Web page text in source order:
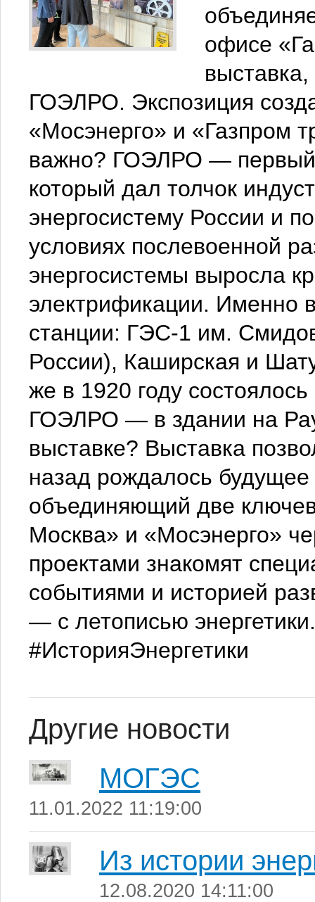
офисе
ГОЭЛРО. Экспозиция
«Мосэнерго» и «Газпром
важно? ГОЭЛРО — первый
который дал толчок
энергосистему России и
условиях послевоенной
энергосистемы выросла
электрификации. Именно
станции: ГЭС-1 им.
России), Каширская и
же в 1920 году
ГОЭЛРО — в здании на
выставке? Выставка
назад рождалось будущее
объединяющий две
Москва» и «Мосэнерго»
проектами знакомят
событиями и историей
— с летописью
#ИсторияЭнергетики
Другие новости
МОГЭС
11.01.2022 11:19:00
Из истории
12.08.2020 14:11:00